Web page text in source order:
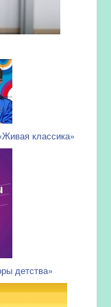
классика»
детства»